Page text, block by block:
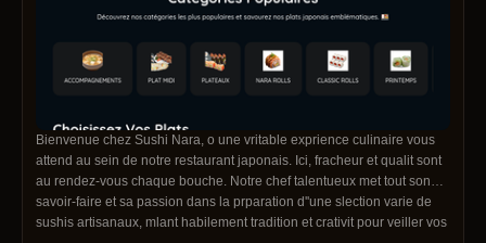
Bienvenue chez Sushi Nara, o une vritable exprience culinaire vous
attend au sein de notre restaurant japonais. Ici, fracheur et qualit sont
au rendez-vous chaque bouche. Notre chef talentueux met tout son
savoir-faire et sa passion dans la prparation d''une slection varie de
sushis artisanaux, mlant habilement tradition et crativit pour veiller vos